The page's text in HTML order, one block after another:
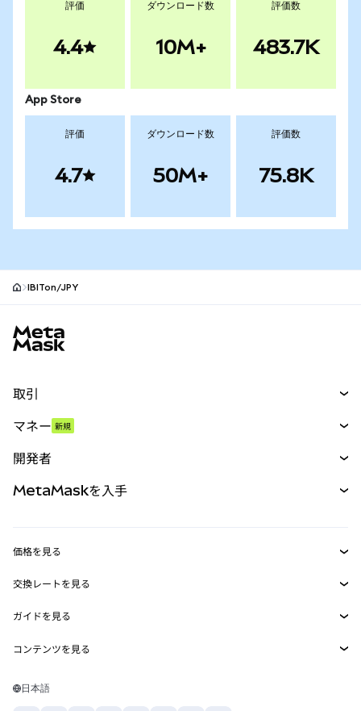
評価
4.4
ダウンロード数
10M+
評価数
483.7K
App Store
評価
4.7
ダウンロード数
50M+
評価数
75.8K
IBITon/JPY
取引
パーペチュアル
RWA
マネー 新規
開発者
MetaMask Connect
Snaps
Web3サービス
MetaMaskを入手
セキュリティ
サポート
キャリア
価格を見る
イーサリアムの価格
Solanaの価格
Tetherの価格
交換レートを見る
ETH→USD
USDT→INR
BTC→INR
ガイドを見る
ETHの購入
コンテンツを見る
Solanaウォレット
日本語